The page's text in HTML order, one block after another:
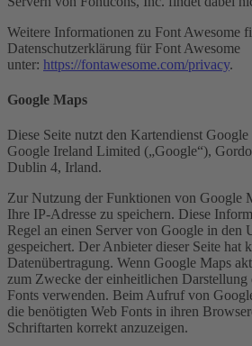
Weitere Informationen zu Font Awesome
Datenschutzerklärung für Font Awesome
unter: https://fontawesome.com/privacy.
Google Maps
Diese Seite nutzt den Kartendienst
Google Ireland Limited („Google“),
Dublin 4, Irland.
Zur Nutzung der Funktionen von Google
Ihre IP-Adresse zu speichern. Diese
Regel an einen Server von Google in den
gespeichert. Der Anbieter dieser Seite hat
Datenübertragung. Wenn Google Maps
zum Zwecke der einheitlichen
Fonts verwenden. Beim Aufruf von
die benötigten Web Fonts in ihren
Schriftarten korrekt anzuzeigen.